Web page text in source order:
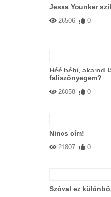
Jessa Younker
26506 0
Héé bébi, akarod
faliszőnyegem?
28058 0
Nincs cím!
21807 0
Szóval ez